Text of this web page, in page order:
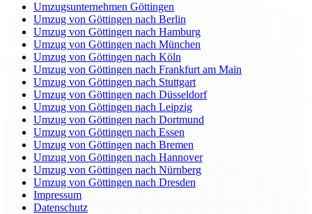
Umzugsunternehmen Göttingen
Umzug von Göttingen nach Berlin
Umzug von Göttingen nach Hamburg
Umzug von Göttingen nach München
Umzug von Göttingen nach Köln
Umzug von Göttingen nach Frankfurt am Main
Umzug von Göttingen nach Stuttgart
Umzug von Göttingen nach Düsseldorf
Umzug von Göttingen nach Leipzig
Umzug von Göttingen nach Dortmund
Umzug von Göttingen nach Essen
Umzug von Göttingen nach Bremen
Umzug von Göttingen nach Hannover
Umzug von Göttingen nach Nürnberg
Umzug von Göttingen nach Dresden
Impressum
Datenschutz